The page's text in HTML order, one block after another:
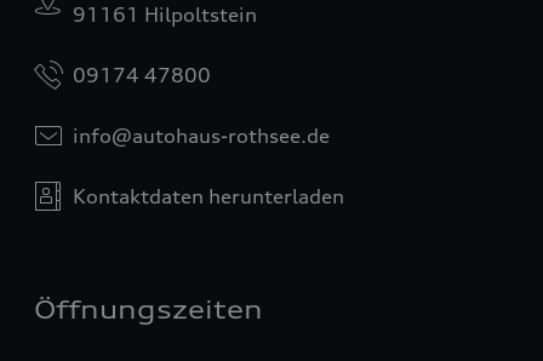
91161 Hilpoltstein
09174 47800
info@autohaus-rothsee.de
Kontaktdaten herunterladen
Öffnungszeiten